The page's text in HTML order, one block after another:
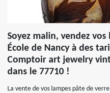
Soyez malin, vendez
École de Nancy à des
Comptoir art jewelry
dans le 77710 !
La vente de vos lampes pâte de